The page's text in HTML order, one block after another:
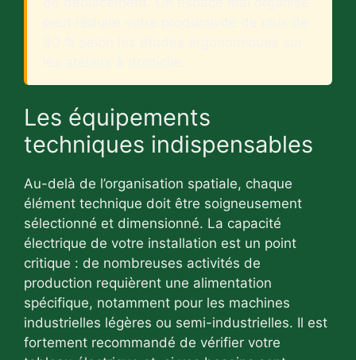
Les équipements
techniques indispensables
Au-delà de l’organisation spatiale, chaque
élément technique doit être soigneusement
sélectionné et dimensionné. La capacité
électrique de votre installation est un point
critique : de nombreuses activités de
production requièrent une alimentation
spécifique, notamment pour les machines
industrielles légères ou semi-industrielles. Il est
fortement recommandé de vérifier votre